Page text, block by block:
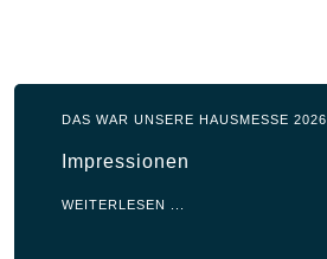
DAS WAR UNSERE HAUSMESSE 2026
Impressionen
WEITERLESEN ...